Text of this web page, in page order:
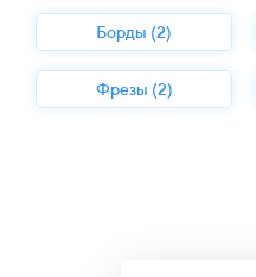
Борды (2)
Фрезы (2)